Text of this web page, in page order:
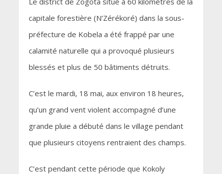
capitale forestière (N’Zérékoré) dans la sous-
préfecture de Kobela a été frappé par une
calamité naturelle qui a provoqué plusieurs
blessés et plus de 50 bâtiments détruits.
C’est le mardi, 18 mai, aux environ 18 heures,
qu’un grand vent violent accompagné d’une
grande pluie a débuté dans le village pendant
que plusieurs citoyens rentraient des champs.
C’est pendant cette période que Kokoly